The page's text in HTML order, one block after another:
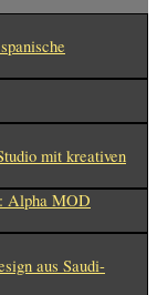
mit kreativen
Alpha MOD
aus Saudi-